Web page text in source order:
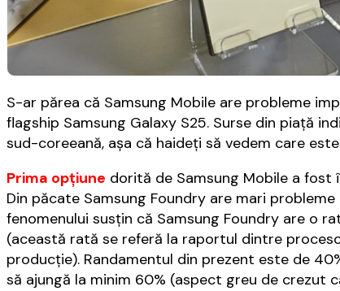
S-ar părea că Samsung Mobile are probleme
flagship Samsung Galaxy S25. Surse din piaţă
sud-coreeană, aşa că haideţi să vedem care
Prima opţiune dorită de Samsung Mobile a fost
Din păcate Samsung Foundry are mari
fenomenului susţin că Samsung Foundry are o
(această rată se referă la raportul dintre
producţie). Randamentul din prezent este de
să ajungă la minim 60% (aspect greu de crezut